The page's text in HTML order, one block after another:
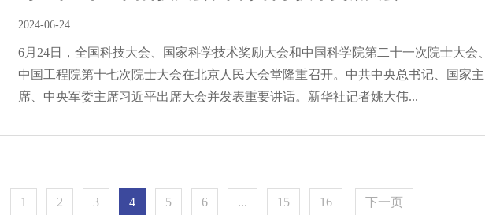
2024-06-24
6月24日，全国科技大会、国家科学技术奖励大会和中国科学院第二十一次院士大会、
中国工程院第十七次院士大会在北京人民大会堂隆重召开。中共中央总书记、国家主
席、中央军委主席习近平出席大会并发表重要讲话。新华社记者姚大伟...
1 2 3 4 5 6 ... 15 16 下一页